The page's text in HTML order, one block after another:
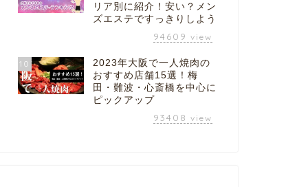
リア別に紹介！安い？メン
ズエステですっきりしよう
94609 view
10
2023年大阪で一人焼肉の
おすすめ店舗15選！梅
田・難波・心斎橋を中心に
ピックアップ
93408 view